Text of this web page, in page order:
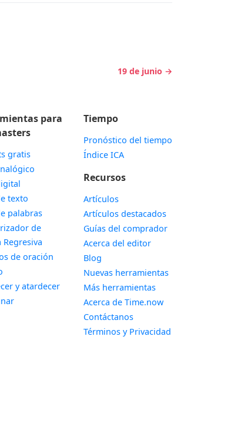
19 de junio →
para
gratis
texto
palabras
de
Regresiva
de oración
y atardecerWidget
Widget
Tiempo
Pronóstico del tiempo
Índice ICA
Recursos
Artículos
Artículos destacados
Guías del comprador
Acerca del editor
Blog
Nuevas herramientas
Más herramientas
Acerca de Time.now
Contáctanos
Términos y Privacidad